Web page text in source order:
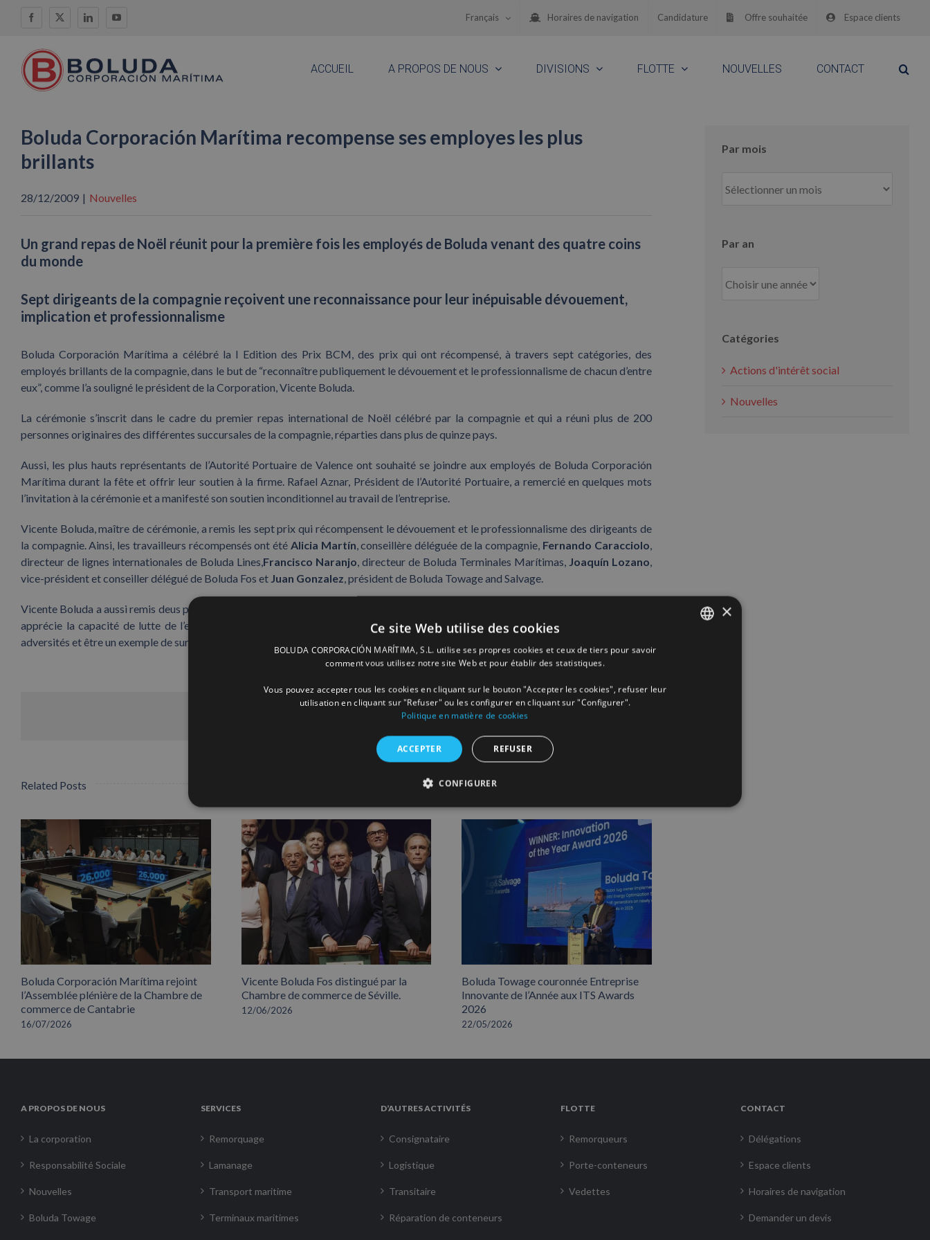
Facebook
X LinkedInYouTube Français Horaires de navigation Candidature Offre souhaitée Espace clients
ACCUEIL A PROPOS DE NOUS DIVISIONS FLOTTE NOUVELLES CONTACT
Boluda Corporación Marítima recompense ses employes les plus
brillants
28/12/2009 | Nouvelles
Un grand repas de Noël réunit pour la première fois les employés de Boluda venant des quatre coins
du monde
Sept dirigeants de la compagnie reçoivent une reconnaissance pour leur inépuisable dévouement,
implication et professionnalisme
Boluda Corporación Marítima a célébré la I Edition des Prix BCM, des prix qui ont récompensé, à travers sept catégories, des
employés brillants de la compagnie, dans le but de “reconnaître publiquement le dévouement et le professionnalisme de chacun d’entre
eux”, comme l’a souligné le président de la Corporation, Vicente Boluda.
La cérémonie s’inscrit dans le cadre du premier repas international de Noël célébré par la compagnie et qui a réuni plus de 200
personnes originaires des différentes succursales de la compagnie, réparties dans plus de quinze pays.
Aussi, les plus hauts représentants de l’Autorité Portuaire de Valence ont souhaité se joindre aux employés de Boluda Corporación
Marítima durant la fête et offrir leur soutien à la firme. Rafael Aznar, Président de l’Autorité Portuaire, a remercié en quelques mots
l’invitation à la cérémonie et a manifesté son soutien inconditionnel au travail de l’entreprise.
Vicente Boluda, maître de cérémonie, a remis les sept prix qui récompensent le dévouement et le professionnalisme des dirigeants de
la compagnie. Ainsi, les travailleurs récompensés ont été Alicia Martín, conseillère déléguée de la compagnie, Fernando Caracciolo,
directeur de lignes internationales de Boluda Lines,Francisco Naranjo, directeur de Boluda Terminales Marítimas, Joaquín Lozano,
vice-président et conseiller délégué de Boluda Fos et Juan Gonzalez, président de Boluda Towage and Salvage.
Vicente Boluda a aussi remis deus prix spéciaux, un pour le
apprécie la capacité de lutte de l’employé
, de l’Unión Naval Barcelona qui, selon Vicente Boluda, “a su surmonter les
adversités et être un exemple de surpassement pour tous”.
Facebook
X LinkedInWhatsApp
Pinterest
Related Posts
Boluda Corporación Marítima rejoint
l’Assemblée plénière de la Chambre de
commerce de Cantabrie
16/07/2026
Vicente Boluda Fos distingué par la
Chambre de commerce de Séville.
12/06/2026
Boluda Towage couronnée Entreprise
Innovante de l’Année aux ITS Awards
2026
22/05/2026
Par mois
mois
Par an
Catégories
Actions d'intérêt social
Nouvelles
A PROPOS DE NOUS
La corporation
Responsabilité Sociale
Nouvelles
Boluda Towage
SERVICES
Remorquage
Lamanage
Transport maritime
Terminaux maritimes
D’AUTRES ACTIVITÉS
Consignataire
Logistique
Transitaire
Réparation de conteneurs
FLOTTE
Remorqueurs
Porte-conteneurs
Vedettes
CONTACT
Délégations
Espace clients
Horaires de navigation
Demander un devis
×
Ce site Web utilise des cookies
BOLUDA CORPORACIÓN MARÍTIMA, S.L. utilise ses propres cookies et ceux de tiers pour savoir
comment vous utilisez notre site Web et pour établir des statistiques.
Vous pouvez accepter tous les cookies en cliquant sur le bouton "Accepter les cookies", refuser leur
utilisation en cliquant sur "Refuser" ou les configurer en cliquant sur "Configurer".
Politique en matière de cookies
ACCEPTER REFUSER
CONFIGURER